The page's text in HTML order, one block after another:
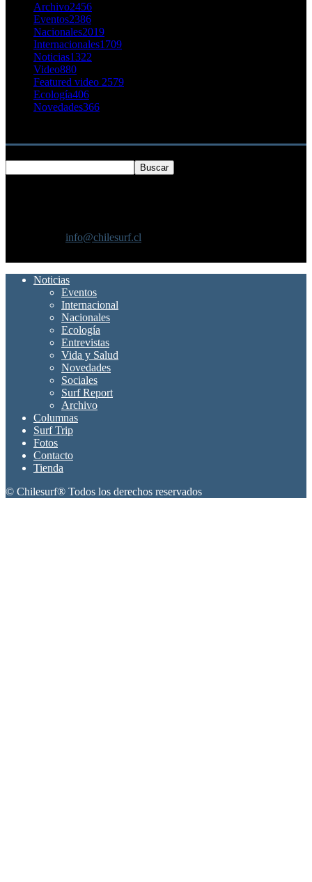
Archivo2456
Eventos2386
Nacionales2019
Internacionales1709
Noticias1322
Video880
Featured video 2579
Ecología406
Novedades366
info@chilesurf.cl
Noticias
Eventos
Internacional
Nacionales
Ecología
Entrevistas
Vida y Salud
Novedades
Sociales
Surf Report
Archivo
Columnas
Surf Trip
Fotos
Contacto
Tienda
© Chilesurf® Todos los derechos reservados